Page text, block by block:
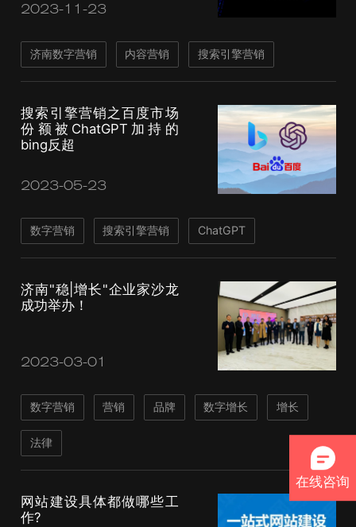
2023-11-23
济南数字营销 内容营销 搜索引擎营销
搜索引擎营销之百度市场
份额被ChatGPT加持的
bing反超
2023-05-23
数字营销 搜索引擎营销 ChatGPT
济南"稳|增长"企业家沙龙
成功举办！
2023-03-01
数字营销 营销 品牌 数字增长 增长
法律
网站建设具体都做哪些工
作?
在线咨询